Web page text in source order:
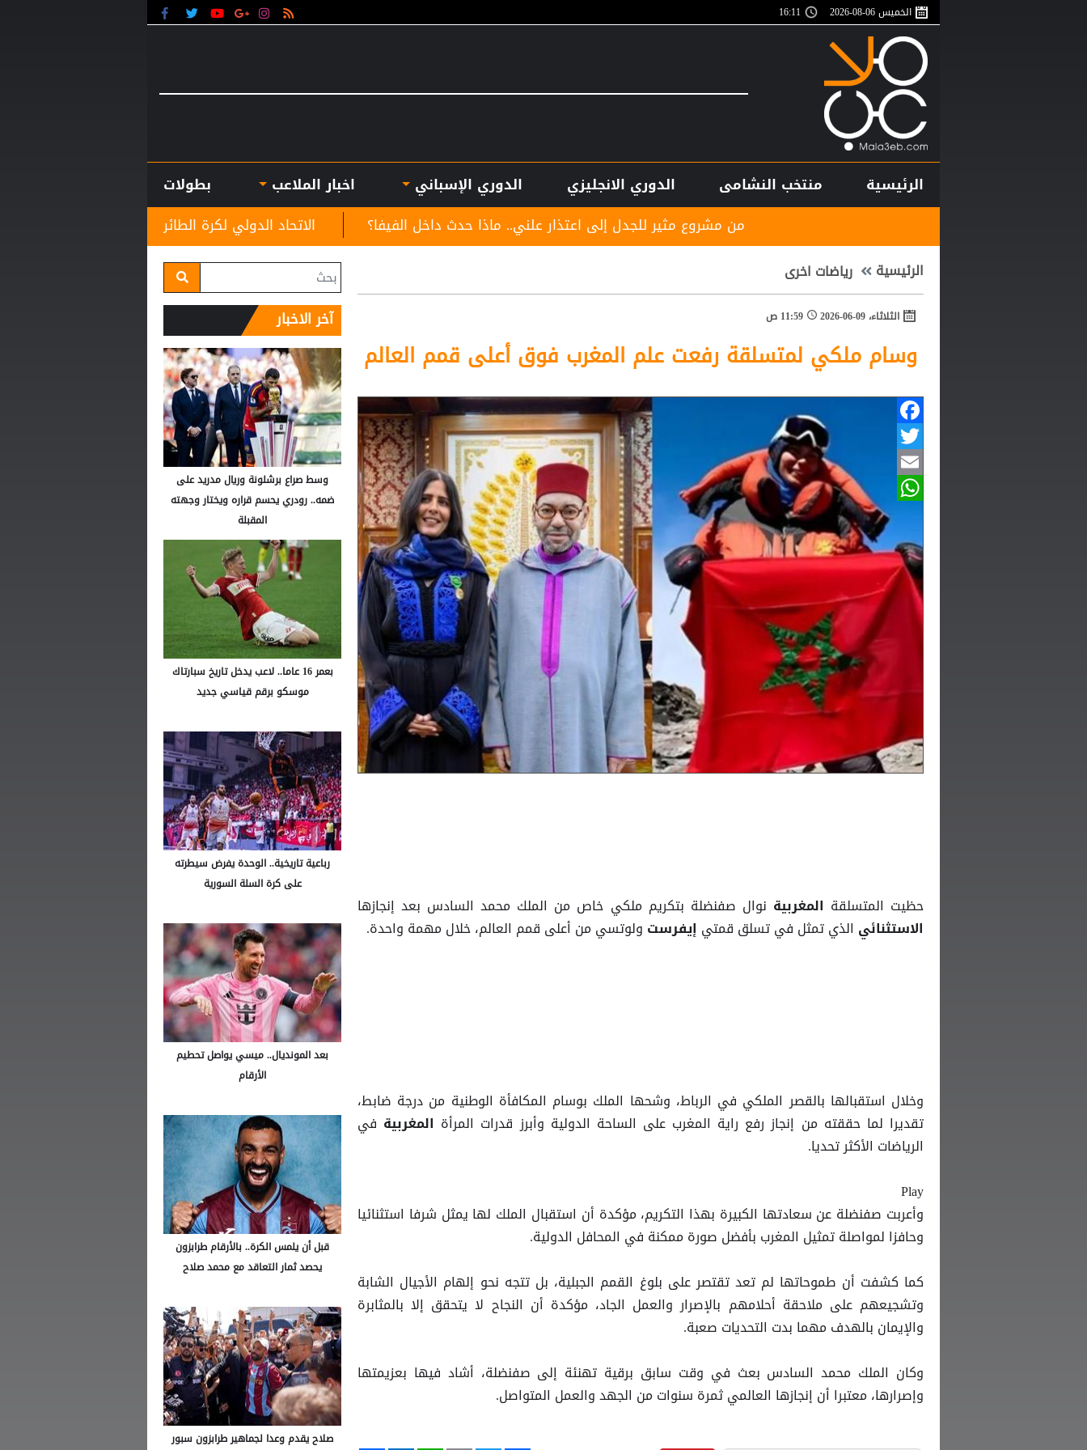
الخميس 06-08-2026 16:11
الرئيسية منتخب النشامى الدوري الانجليزي الدوري الإسباني اخبار الملاعب
بطولات
الاتحاد الدولي لكرة الطائرة يصدر موقفه الرسمي بشأن منتخب
من مشروع مثير للجدل إلى اعتذار علني.. ماذا حدث داخل الفيفا؟
الرئيسية رياضات اخرى
الثلاثاء، 09-06-2026 11:59 ص
وسام ملكي لمتسلقة رفعت علم المغرب فوق أعلى قمم العالم
Facebook
Twitter
Email
WhatsApp
حظيت المتسلقة المغربية نوال صفنضلة بتكريم ملكي خاص من الملك محمد السادس بعد إنجازها
الاستثنائي الذي تمثل في تسلق قمتي إيفرست ولوتسي من أعلى قمم العالم، خلال مهمة واحدة.
وخلال استقبالها بالقصر الملكي في الرباط، وشحها الملك بوسام المكافأة الوطنية من درجة ضابط،
تقديرا لما حققته من إنجاز رفع راية المغرب على الساحة الدولية وأبرز قدرات المرأة المغربية في
الرياضات الأكثر تحديا.
Play
وأعربت صفنضلة عن سعادتها الكبيرة بهذا التكريم، مؤكدة أن استقبال الملك لها يمثل شرفا استثنائيا
وحافزا لمواصلة تمثيل المغرب بأفضل صورة ممكنة في المحافل الدولية.
كما كشفت أن طموحاتها لم تعد تقتصر على بلوغ القمم الجبلية، بل تتجه نحو إلهام الأجيال الشابة
وتشجيعهم على ملاحقة أحلامهم بالإصرار والعمل الجاد، مؤكدة أن النجاح لا يتحقق إلا بالمثابرة
والإيمان بالهدف مهما بدت التحديات صعبة.
وكان الملك محمد السادس بعث في وقت سابق برقية تهنئة إلى صفنضلة، أشاد فيها بعزيمتها
وإصرارها، معتبرا أن إنجازها العالمي ثمرة سنوات من الجهد والعمل المتواصل.
آخر الاخبار
وسط صراع برشلونة وريال مدريد على
ضمه.. رودري يحسم قراره ويختار وجهته
المقبلة
بعمر 16 عاما.. لاعب يدخل تاريخ سبارتاك
موسكو برقم قياسي جديد
رباعية تاريخية.. الوحدة يفرض سيطرته
على كرة السلة السورية
بعد المونديال.. ميسي يواصل تحطيم
الأرقام
قبل أن يلمس الكرة.. بالأرقام طرابزون
يحصد ثمار التعاقد مع محمد صلاح
صلاح يقدم وعدا لجماهير طرابزون سبور